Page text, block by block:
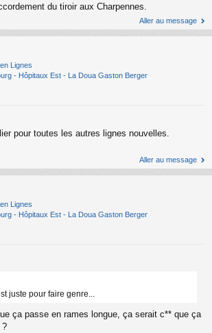
du tiroir aux Charpennes.
Aller au message
Lignes
- Hôpitaux Est - La Doua Gaston Berger
pour toutes les autres lignes nouvelles.
Aller au message
Lignes
- Hôpitaux Est - La Doua Gaston Berger
juste pour faire genre...
ça passe en rames longue, ça serait c** que ça
?